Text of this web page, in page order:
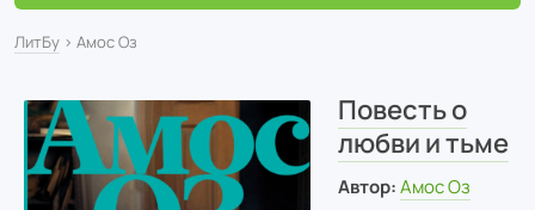
ЛитБу › Амос Оз
Повесть о
любви и тьме
Автор: Амос Оз